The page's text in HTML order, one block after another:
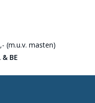
(m.u.v. masten)
BE